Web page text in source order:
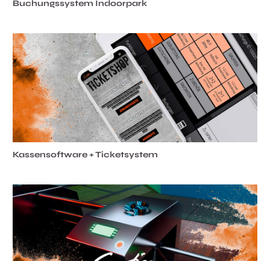
Buchungssystem Indoorpark
Kassensoftware + Ticketsystem